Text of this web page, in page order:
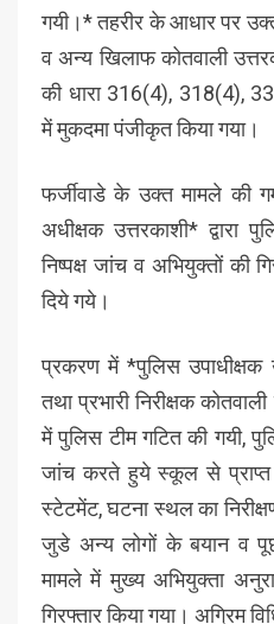
गयी।* तहरीर के आधार पर उक्त
व अन्य खिलाफ कोतवाली
की धारा 316(4), 318(4),
में मुकदमा पंजीकृत किया गया।
फर्जीवाडे के उक्त मामले की
अधीक्षक उत्तरकाशी* द्वारा
निष्पक्ष जांच व अभियुक्तों की
दिये गये।
प्रकरण में *पुलिस उपाधीक्षक
तथा प्रभारी निरीक्षक
में पुलिस टीम गटित की गयी,
जांच करते हुये स्कूल से प्राप्त
स्टेटमेंट, घटना स्थल का
जुडे अन्य लोगों के बयान व
मामले में मुख्य अभियुक्ता
गिरफ्तार किया गया। अग्रिम